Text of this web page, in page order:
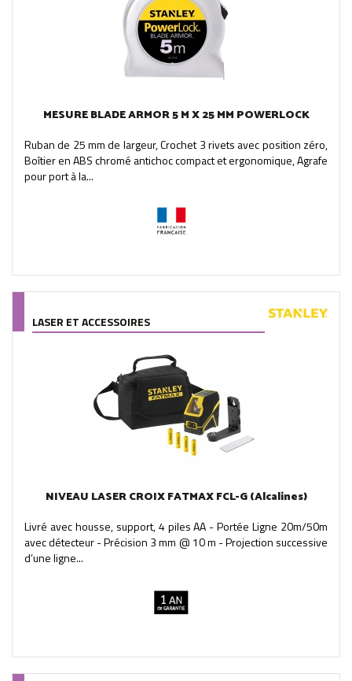
MESURE BLADE ARMOR 5 M X 25 MM POWERLOCK
Ruban de 25 mm de largeur, Crochet 3 rivets avec position zéro,
Boîtier en ABS chromé antichoc compact et ergonomique, Agrafe
pour port à la...
LASER ET ACCESSOIRES
NIVEAU LASER CROIX FATMAX FCL-G (Alcalines)
Livré avec housse, support, 4 piles AA - Portée Ligne 20m/50m
avec détecteur - Précision 3 mm @ 10 m - Projection successive
d’une ligne...